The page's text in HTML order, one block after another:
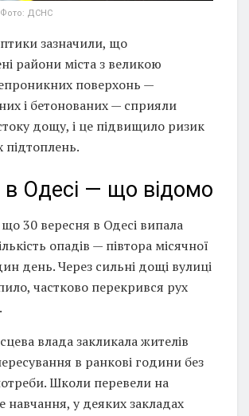
Фото: ДСНС
зазначили, що
райони міста з великою
поверхонь —
і бетонованих — сприяли
дощу, і це підвищило ризик
в Одесі — що відомо
30 вересня в Одесі випала
опадів — півтора місячної
день. Через сильні дощі вулиці
частково перекрився рух
влада закликала жителів
в ранкові години без
Школи перевели на
навчання, у деяких закладах